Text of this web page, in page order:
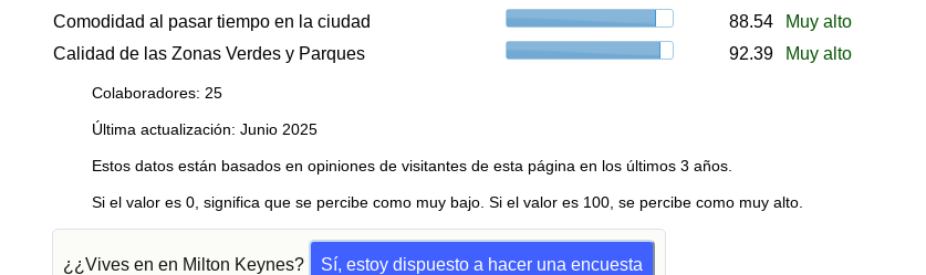
Comodidad al pasar tiempo en la ciudad
88.54
Muy alto
Calidad de las Zonas Verdes y Parques
92.39 Muy alto
Colaboradores: 25
Última actualización: Junio 2025
Estos datos están basados en opiniones de visitantes de esta página en los últimos 3 años.
Si el valor es 0, significa que se percibe como muy bajo. Si el valor es 100, se percibe como muy alto.
¿¿Vives en en Milton Keynes? Sí, estoy dispuesto a hacer una encuesta